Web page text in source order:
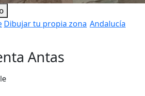
Dibujar tu propia zona Andalucía
Antas